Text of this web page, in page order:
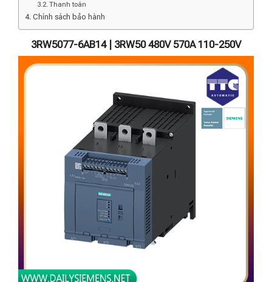
Thanh toán
Chính sách bảo hành
3RW5077-6AB14 | 3RW50 480V 570A 110-250V